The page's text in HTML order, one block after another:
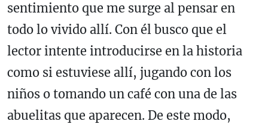
sentimiento que me surge al pensar en
todo lo vivido allí. Con él busco que el
lector intente introducirse en la historia
como si estuviese allí, jugando con los
niños o tomando un café con una de las
abuelitas que aparecen. De este modo,